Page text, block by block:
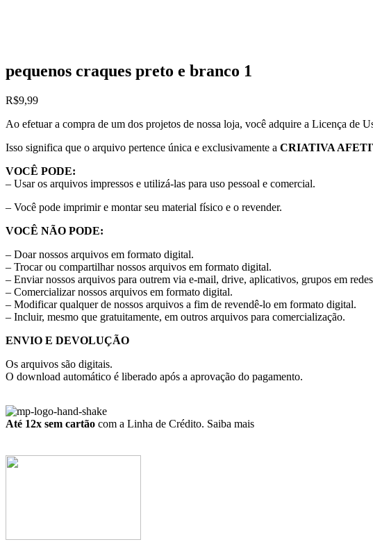
pequenos craques preto e branco 1
R$9,99
Ao efetuar a compra de um dos projetos de nossa loja, você adquire a Licença de
Isso significa que o arquivo pertence única e exclusivamente a CRIATIVA
VOCÊ PODE:
– Usar os arquivos impressos e utilizá-las para uso pessoal e comercial.
– Você pode imprimir e montar seu material físico e o revender.
VOCÊ NÃO PODE:
– Doar nossos arquivos em formato digital.
– Trocar ou compartilhar nossos arquivos em formato digital.
– Enviar nossos arquivos para outrem via e-mail, drive, aplicativos, grupos em
– Comercializar nossos arquivos em formato digital.
– Modificar qualquer de nossos arquivos a fim de revendê-lo em formato digital.
– Incluir, mesmo que gratuitamente, em outros arquivos para comercialização.
ENVIO E DEVOLUÇÃO
Os arquivos são digitais.
O download automático é liberado após a aprovação do pagamento.
Até 12x sem cartão com a Linha de Crédito. Saiba mais